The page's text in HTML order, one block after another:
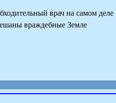
врач на самом деле
враждебные Земле